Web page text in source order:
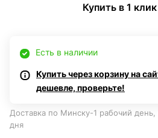
Купить в 1 клик
Есть в наличии
Купить через корзину на
дешевле, проверьте!
Доставка по Минску-1 рабочий
дня